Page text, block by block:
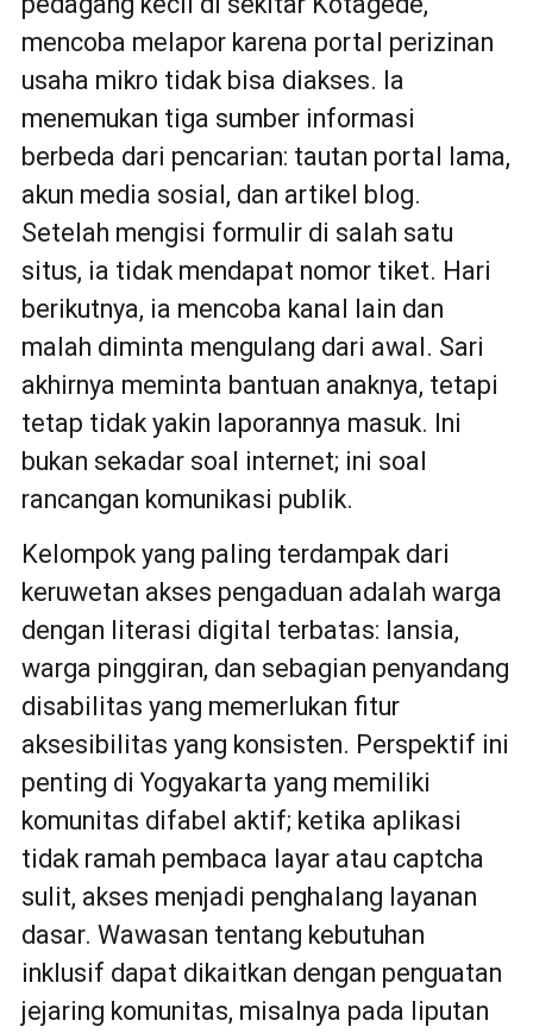
mencoba melapor karena portal perizinan
usaha mikro tidak bisa diakses. Ia
menemukan tiga sumber informasi
berbeda dari pencarian: tautan portal lama,
akun media sosial, dan artikel blog.
Setelah mengisi formulir di salah satu
situs, ia tidak mendapat nomor tiket. Hari
berikutnya, ia mencoba kanal lain dan
malah diminta mengulang dari awal. Sari
akhirnya meminta bantuan anaknya, tetapi
tetap tidak yakin laporannya masuk. Ini
bukan sekadar soal internet; ini soal
rancangan komunikasi publik.
Kelompok yang paling terdampak dari
keruwetan akses pengaduan adalah warga
dengan literasi digital terbatas: lansia,
warga pinggiran, dan sebagian penyandang
disabilitas yang memerlukan fitur
aksesibilitas yang konsisten. Perspektif ini
penting di Yogyakarta yang memiliki
komunitas difabel aktif; ketika aplikasi
tidak ramah pembaca layar atau captcha
sulit, akses menjadi penghalang layanan
dasar. Wawasan tentang kebutuhan
inklusif dapat dikaitkan dengan penguatan
jejaring komunitas, misalnya pada liputan